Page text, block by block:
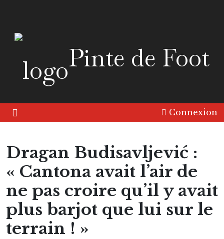
Pinte de Foot
Connexion
Dragan Budisavljević :
« Cantona avait l’air de
ne pas croire qu’il y avait
plus barjot que lui sur le
terrain ! »
Europe Interview